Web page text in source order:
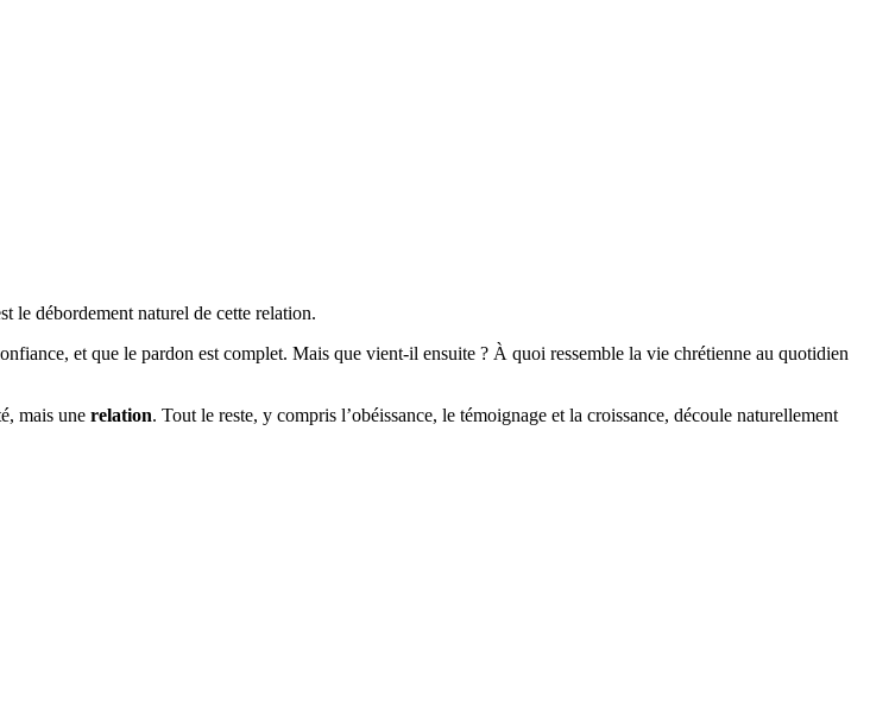
le débordement naturel de cette relation.
et que le pardon est complet. Mais que vient-il ensuite ? À quoi ressemble la vie chrétienne au quotidien
mais une relation. Tout le reste, y compris l’obéissance, le témoignage et la croissance, découle naturellement